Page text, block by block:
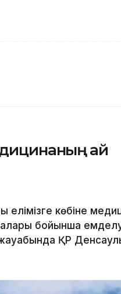
қай
көбіне
бойынша
ҚР